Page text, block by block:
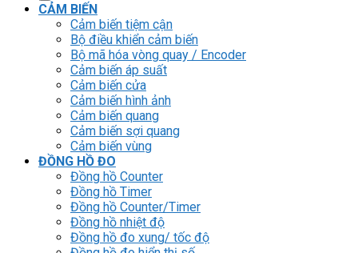
CẢM BIẾN
Cảm biến tiệm cận
Bộ điều khiển cảm biến
Bộ mã hóa vòng quay / Encoder
Cảm biến áp suất
Cảm biến cửa
Cảm biến hình ảnh
Cảm biến quang
Cảm biến sợi quang
Cảm biến vùng
ĐỒNG HỒ ĐO
Đồng hồ Counter
Đồng hồ Timer
Đồng hồ Counter/Timer
Đồng hồ nhiệt độ
Đồng hồ đo xung/ tốc độ